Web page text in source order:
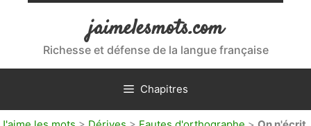
jaimelesmots.com
Richesse et défense de la langue française
Chapitres